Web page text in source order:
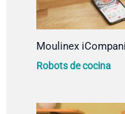
Moulinex
Robots de cocina